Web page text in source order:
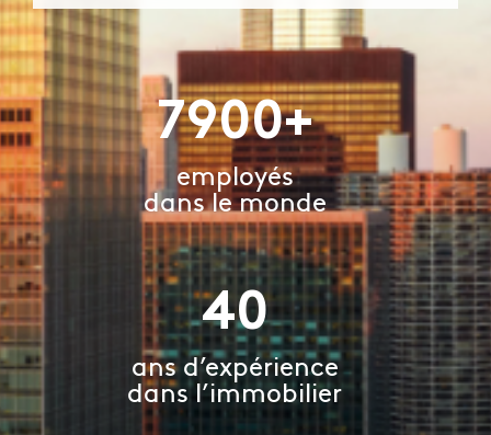
7900
employés
dans le monde
40
ans d’expérience
dans l’immobilier